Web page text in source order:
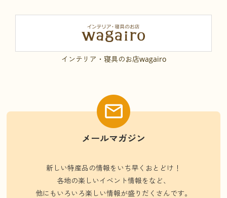
インテリア・寝具のお店wagairo
メールマガジン
新しい特産品の情報をいち早くおとどけ！
各地の楽しいイベント情報をなど、
他にもいろいろ楽しい情報が盛りだくさんです。